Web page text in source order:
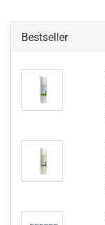
Bestseller